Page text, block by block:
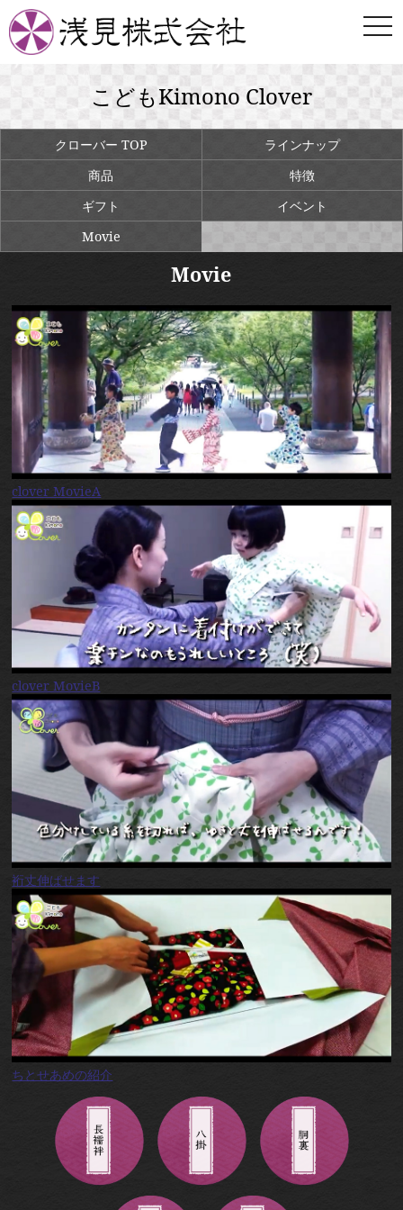
こどもKimono Clover
クローバー TOP
ラインナップ
商品
特徴
ギフト
イベント
Movie
Movie
clover MovieA
clover MovieB
裄丈伸ばせます
ちとせあめの紹介